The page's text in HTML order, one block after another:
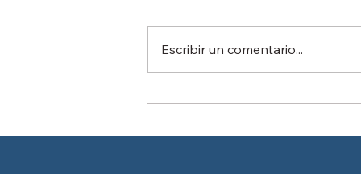
certificaciones de
Escribir un comentario...